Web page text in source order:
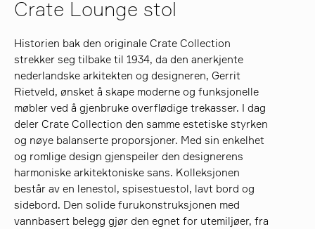
søk
Crate Lounge stol
Historien bak den originale Crate Collection
strekker seg tilbake til 1934, da den anerkjente
nederlandske arkitekten og designeren, Gerrit
Rietveld, ønsket å skape moderne og funksjonelle
møbler ved å gjenbruke overflødige trekasser. I dag
deler Crate Collection den samme estetiske styrken
og nøye balanserte proporsjoner. Med sin enkelhet
og romlige design gjenspeiler den designerens
harmoniske arkitektoniske sans. Kolleksjonen
består av en lenestol, spisestuestol, lavt bord og
sidebord. Den solide furukonstruksjonen med
vannbasert belegg gjør den egnet for utemiljøer, fra